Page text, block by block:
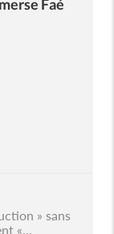
Faé
» sans
«...